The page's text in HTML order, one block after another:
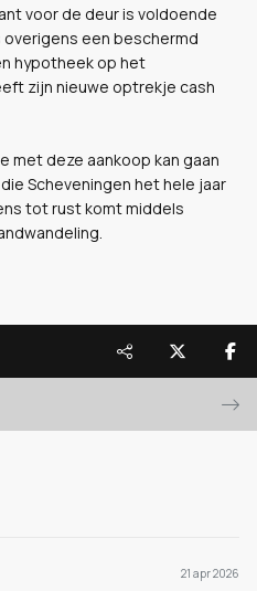
voor de deur is voldoende
een beschermd
hypotheek op het
zijn nieuwe optrekje cash
met deze aankoop kan gaan
Scheveningen het hele jaar
tot rust komt middels
21 apr 2026